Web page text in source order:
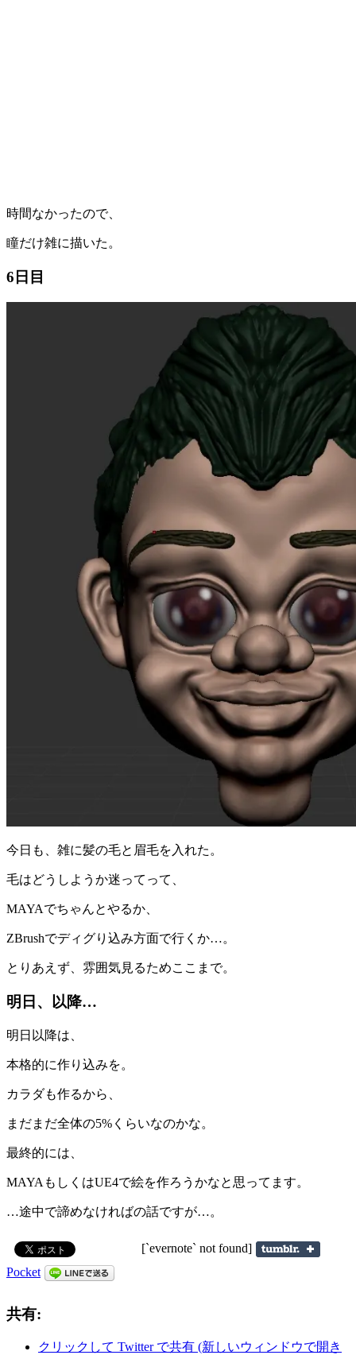
時間なかったので、
瞳だけ雑に描いた。
6日目
今日も、雑に髪の毛と眉毛を入れた。
毛はどうしようか迷ってって、
MAYAでちゃんとやるか、
ZBrushでディグり込み方面で行くか…。
とりあえず、雰囲気見るためここまで。
明日、以降…
明日以降は、
本格的に作り込みを。
カラダも作るから、
まだまだ全体の5%くらいなのかな。
最終的には、
MAYAもしくはUE4で絵を作ろうかなと思ってます。
…途中で諦めなければの話ですが…。
[`evernote` not found]
Pocket
共有:
クリックして Twitter で共有 (新しいウィンドウで開き